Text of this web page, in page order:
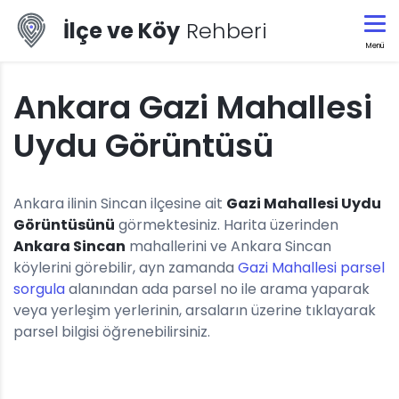
İlçe ve Köy Rehberi
Menü
Ankara Gazi Mahallesi
Uydu Görüntüsü
Ankara ilinin Sincan ilçesine ait Gazi Mahallesi Uydu
Görüntüsünü görmektesiniz. Harita üzerinden
Ankara Sincan mahallerini ve Ankara Sincan
köylerini görebilir, ayn zamanda Gazi Mahallesi parsel
sorgulaalanından ada parsel no ile arama yaparak
veya yerleşim yerlerinin, arsaların üzerine tıklayarak
parsel bilgisi öğrenebilirsiniz.